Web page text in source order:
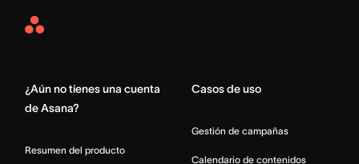
Asana
¿Aún no tienes una cuenta
de Asana?
Resumen del producto
Casos de uso
Gestión de campañas
Calendario de contenidos